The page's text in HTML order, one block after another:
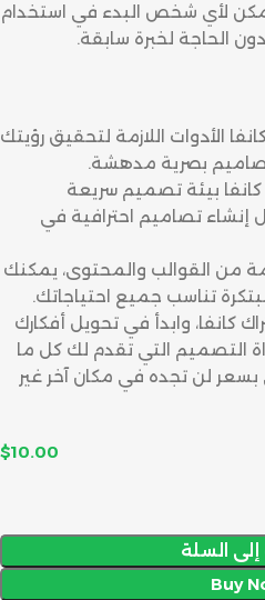
لأي شخص البدء في استخدام
الحاجة لخبرة سابقة.
الأدوات اللازمة لتحقيق رؤيتك
تصاميم بصرية مدهشة.
بيئة تصميم سريعة
تصاميم احترافية في
القوالب والمحتوى، يمكنك
تناسب جميع احتياجاتك.
كانفا، وابدأ في تحويل أفكارك
التصميم التي تقدم لك كل ما
لن تجده في مكان آخر غير
$10.00
إلى السلة
Buy